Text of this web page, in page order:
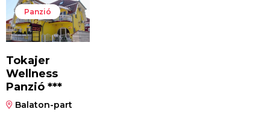
Panzió
Tokajer
Wellness
Panzió ***
Balaton-part